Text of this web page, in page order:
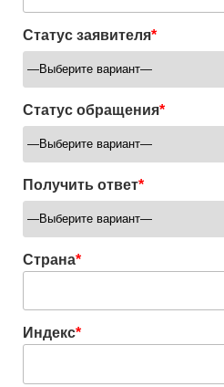
Статус заявителя*
Статус обращения*
Получить ответ*
Страна*
Индекс*